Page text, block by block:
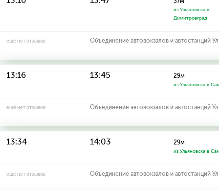
из Ульяновска в
Димитровград
ещё нет отзывов Объединение автовокзалов и автостанций
13:16 13:45 29м
из Ульяновска в
ещё нет отзывов Объединение автовокзалов и автостанций
13:34 14:03 29м
из Ульяновска в
ещё нет отзывов Объединение автовокзалов и автостанций